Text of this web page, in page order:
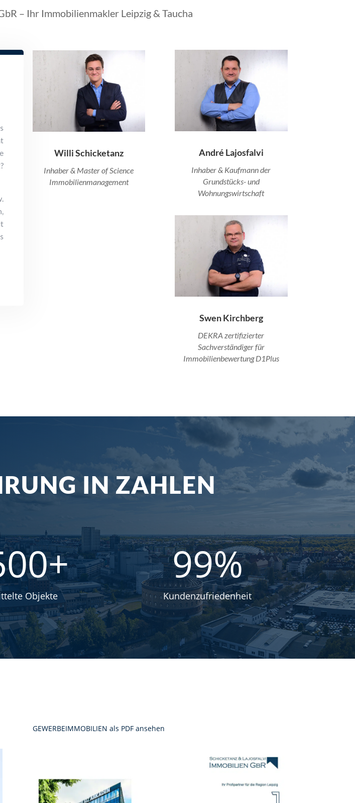
– Ihr Immobilienmakler Leipzig & Taucha
Willi Schicketanz
Inhaber & Master of Science
Immobilienmanagement
André Lajosfalvi
Inhaber & Kaufmann der
Grundstücks- und
Wohnungswirtschaft
Swen Kirchberg
DEKRA zertifizierter
Sachverständiger für
Immobilienbewertung D1Plus
IN ZAHLEN
Objekte
99%
Kundenzufriedenheit
GEWERBEIMMOBILIEN als PDF ansehen